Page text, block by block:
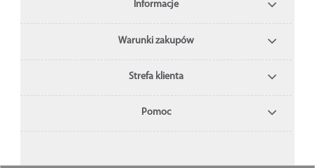
Informacje
Warunki zakupów
Strefa klienta
Pomoc